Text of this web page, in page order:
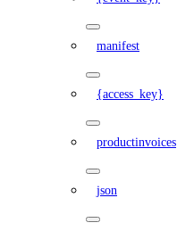
manifest
{access_key}
productinvoices
json